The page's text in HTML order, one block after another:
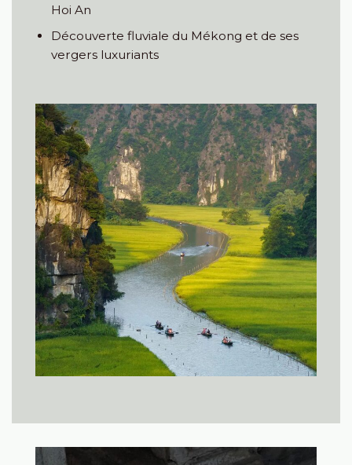
Hoi An
Découverte fluviale du Mékong et de ses
vergers luxuriants